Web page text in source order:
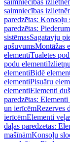
saimniecības
saimniecības
paredzētas: Konsoļu
paredzētas:
sistēmasSagatavju
apšuvumsMontāžas
elementiTualetes
podu elementi
elementiBidē
elementiPisuāru
elementiElementi
paredzētas:
un ierīcēmRezerves
ierīcēmElementi
daļas paredzētas:
mašīnāmKonsoļu